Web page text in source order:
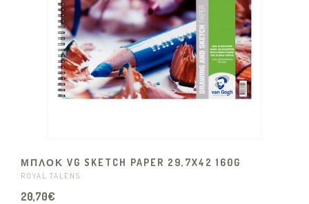
ΜΠΛΟΚ VG SKETCH PAPER 29,7X42 160G
ROYAL TALENS
20,70€